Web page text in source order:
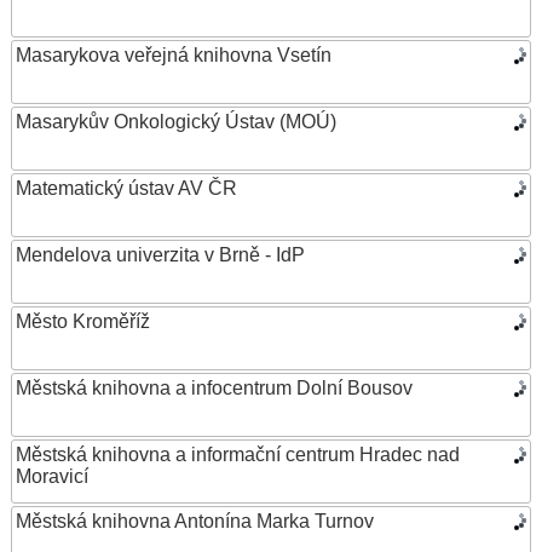
Masarykova veřejná knihovna Vsetín
Masarykův Onkologický Ústav (MOÚ)
Matematický ústav AV ČR
Mendelova univerzita v Brně - IdP
Město Kroměříž
Městská knihovna a infocentrum Dolní Bousov
Městská knihovna a informační centrum Hradec nad
Moravicí
Městská knihovna Antonína Marka Turnov